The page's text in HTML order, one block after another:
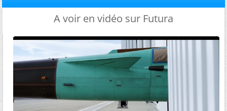
A voir en vidéo sur Futura